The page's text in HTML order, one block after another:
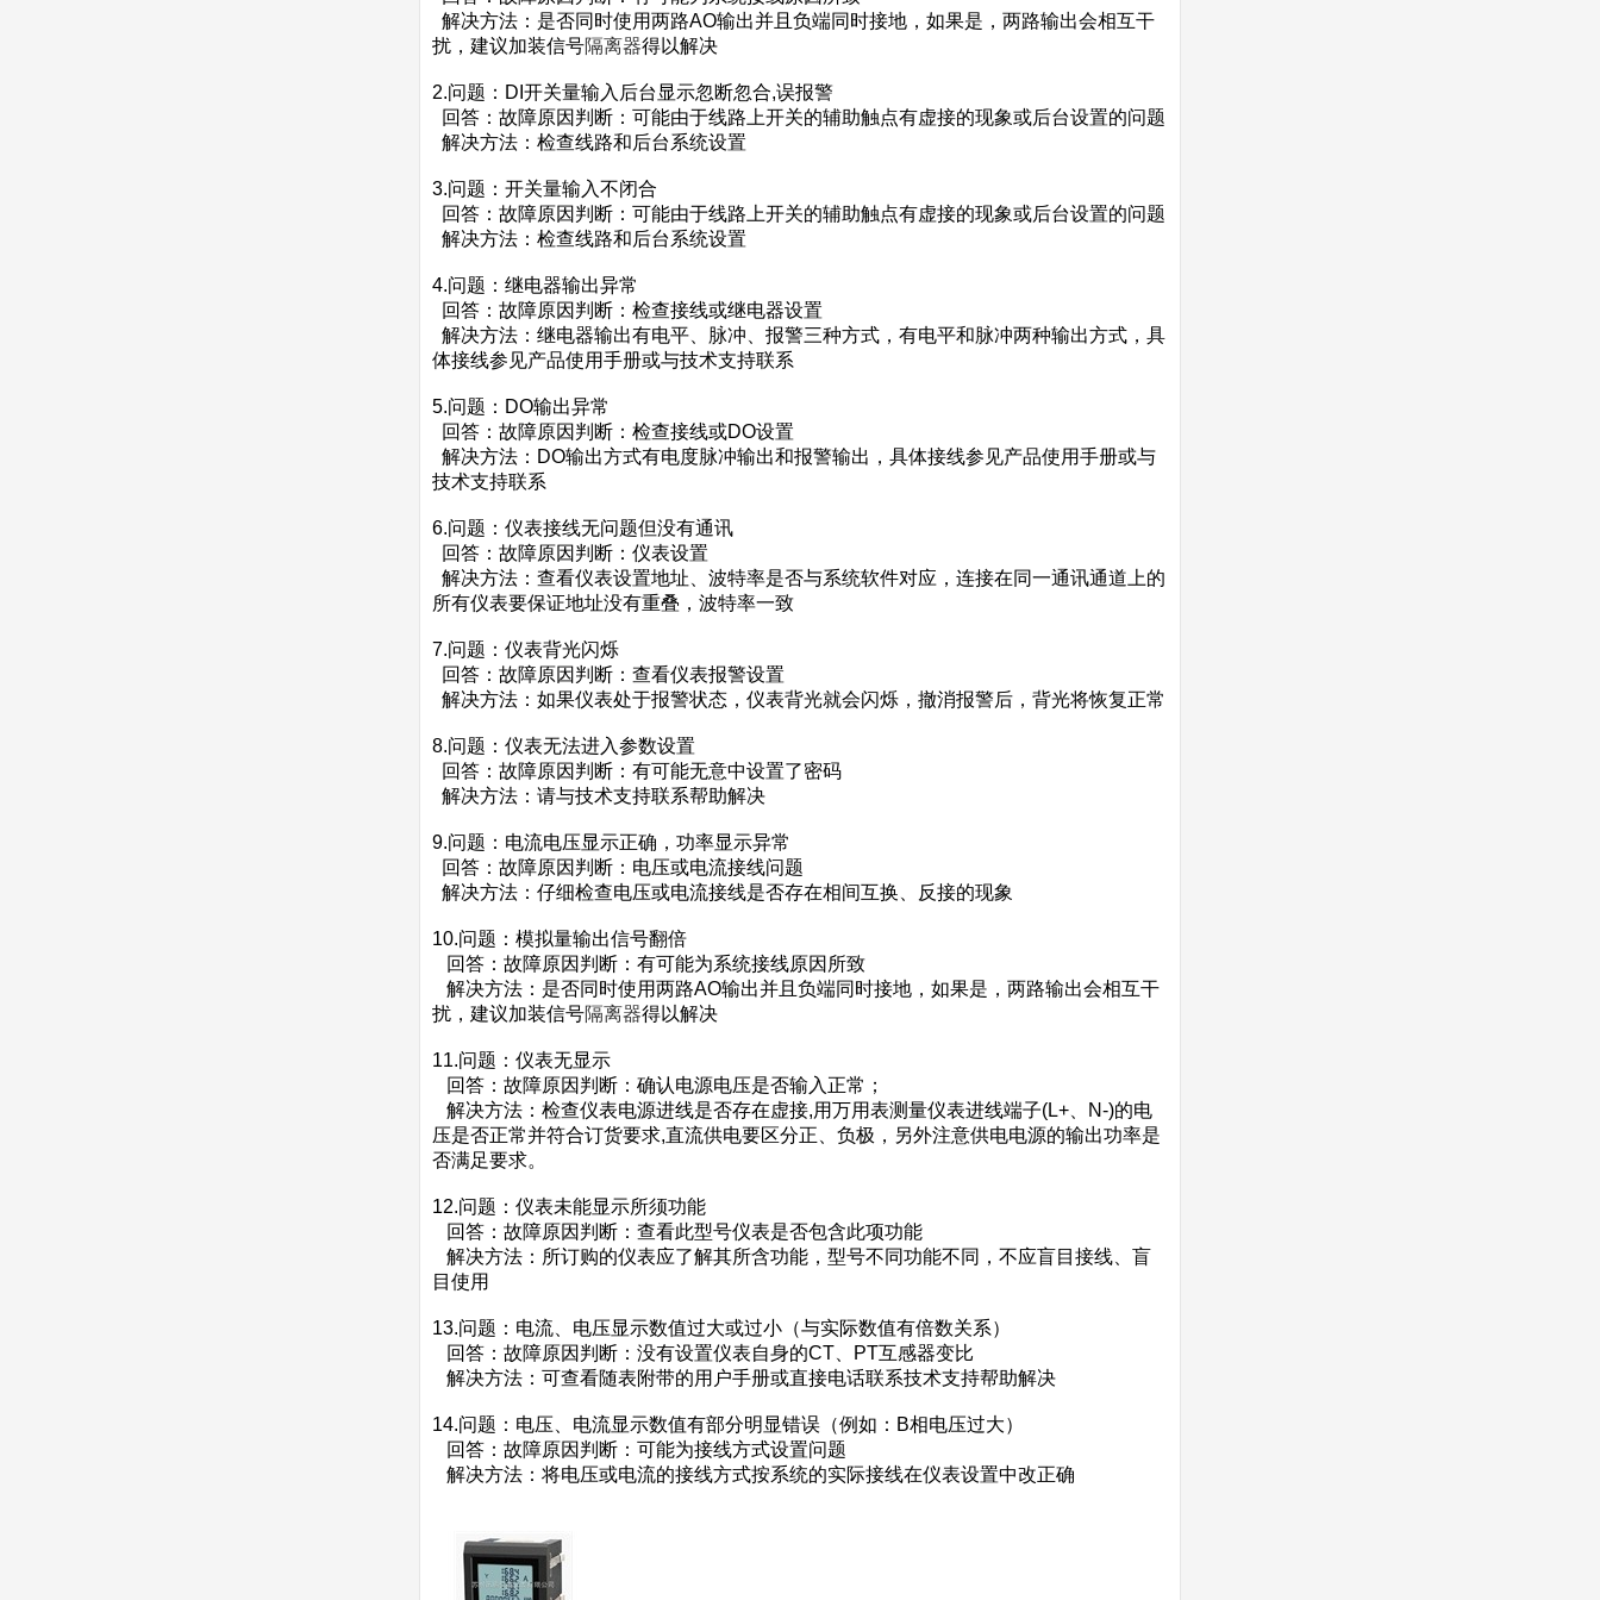
解决方法：是否同时使用两路AO输出并且负端同时接地，如果是，两路输出会相互干
扰，建议加装信号隔离器得以解决
2.问题：DI开关量输入后台显示忽断忽合,误报警
回答：故障原因判断：可能由于线路上开关的辅助触点有虚接的现象或后台设置的问题
解决方法：检查线路和后台系统设置
3.问题：开关量输入不闭合
回答：故障原因判断：可能由于线路上开关的辅助触点有虚接的现象或后台设置的问题
解决方法：检查线路和后台系统设置
4.问题：继电器输出异常
回答：故障原因判断：检查接线或继电器设置
解决方法：继电器输出有电平、脉冲、报警三种方式，有电平和脉冲两种输出方式，具
体接线参见产品使用手册或与技术支持联系
5.问题：DO输出异常
回答：故障原因判断：检查接线或DO设置
解决方法：DO输出方式有电度脉冲输出和报警输出，具体接线参见产品使用手册或与
技术支持联系
6.问题：仪表接线无问题但没有通讯
回答：故障原因判断：仪表设置
解决方法：查看仪表设置地址、波特率是否与系统软件对应，连接在同一通讯通道上的
所有仪表要保证地址没有重叠，波特率一致
7.问题：仪表背光闪烁
回答：故障原因判断：查看仪表报警设置
解决方法：如果仪表处于报警状态，仪表背光就会闪烁，撤消报警后，背光将恢复正常
8.问题：仪表无法进入参数设置
回答：故障原因判断：有可能无意中设置了密码
解决方法：请与技术支持联系帮助解决
9.问题：电流电压显示正确，功率显示异常
回答：故障原因判断：电压或电流接线问题
解决方法：仔细检查电压或电流接线是否存在相间互换、反接的现象
10.问题：模拟量输出信号翻倍
回答：故障原因判断：有可能为系统接线原因所致
解决方法：是否同时使用两路AO输出并且负端同时接地，如果是，两路输出会相互干
扰，建议加装信号隔离器得以解决
11.问题：仪表无显示
回答：故障原因判断：确认电源电压是否输入正常；
解决方法：检查仪表电源进线是否存在虚接,用万用表测量仪表进线端子(L+、N-)的电
压是否正常并符合订货要求,直流供电要区分正、负极，另外注意供电电源的输出功率是
否满足要求。
12.问题：仪表未能显示所须功能
回答：故障原因判断：查看此型号仪表是否包含此项功能
解决方法：所订购的仪表应了解其所含功能，型号不同功能不同，不应盲目接线、盲
目使用
13.问题：电流、电压显示数值过大或过小（与实际数值有倍数关系）
回答：故障原因判断：没有设置仪表自身的CT、PT互感器变比
解决方法：可查看随表附带的用户手册或直接电话联系技术支持帮助解决
14.问题：电压、电流显示数值有部分明显错误（例如：B相电压过大）
回答：故障原因判断：可能为接线方式设置问题
解决方法：将电压或电流的接线方式按系统的实际接线在仪表设置中改正确